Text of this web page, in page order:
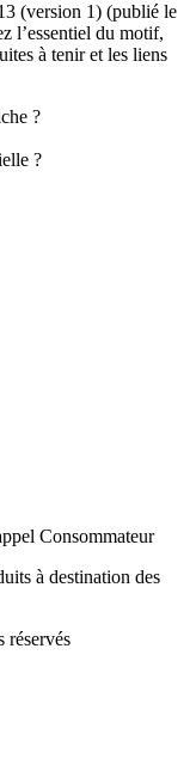
(version 1) (publié le
l’essentiel du motif,
à tenir et les liens
?
?
Consommateur
à destination des
réservés